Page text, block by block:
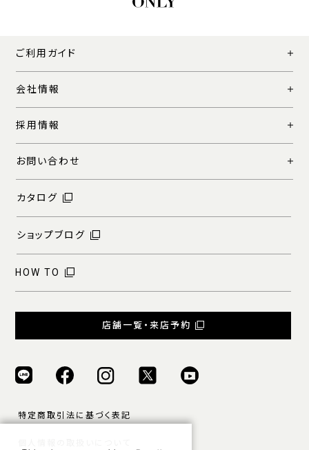
ご利用ガイド
会社情報
採用情報
お問い合わせ
カタログ
ショップブログ
HOW TO
店舗一覧・来店予約
特定商取引法に基づく表記